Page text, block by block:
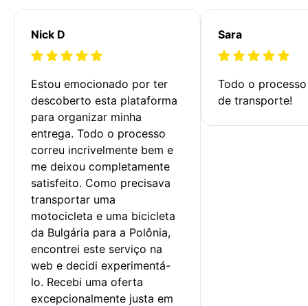
Nick D
Estou emocionado por ter
descoberto esta plataforma
para organizar minha
entrega. Todo o processo
correu incrivelmente bem e
me deixou completamente
satisfeito. Como precisava
transportar uma
motocicleta e uma bicicleta
da Bulgária para a Polônia,
encontrei este serviço na
web e decidi experimentá-
lo. Recebi uma oferta
excepcionalmente justa em
Sara
Todo o
de transporte!